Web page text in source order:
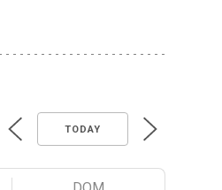
TODAY